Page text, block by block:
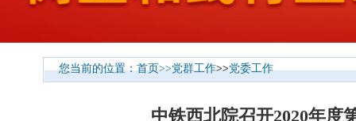
您当前的位置：首页>>党群工作>>党委工作
中铁西北院召开2020年度